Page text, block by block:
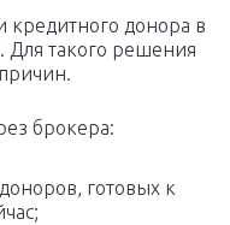
кредитного донора в
Для такого решения
брокера:
готовых к